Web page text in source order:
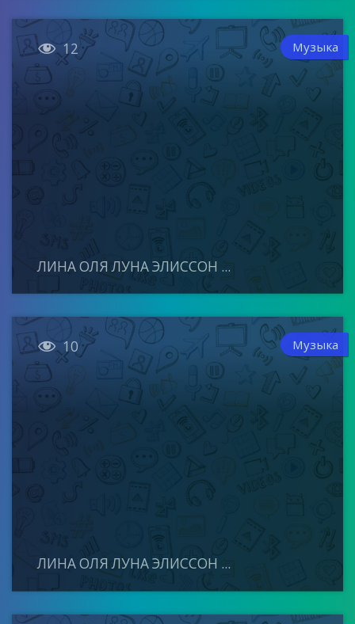
 12 Музыка
ЛИНА ОЛЯ ЛУНА ЭЛИССОН ...
 10 Музыка
ЛИНА ОЛЯ ЛУНА ЭЛИССОН ...